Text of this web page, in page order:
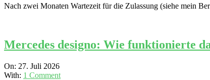
Nach zwei Monaten Wartezeit für die Zulassung (siehe mein
Mercedes designo: Wie funktionierte
2026-
07-
On: 27. Juli 2026
With: 1 Comment